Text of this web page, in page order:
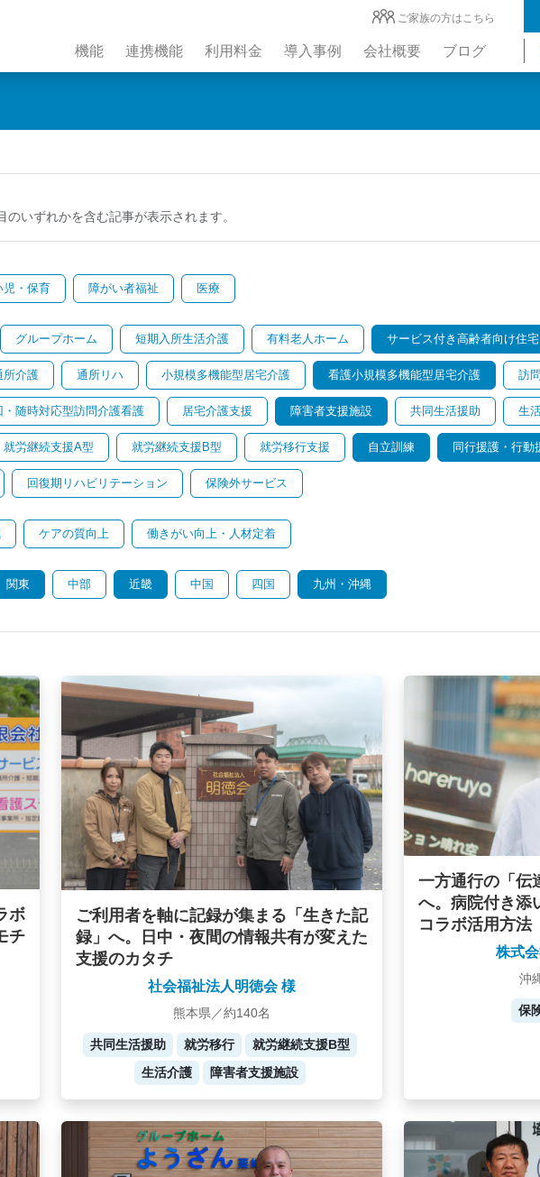
ご家族の方はこちら
機能 連携機能 利用料金 導入事例 会社概要 ブログ
いずれかを含む記事が表示されます。
児・保育 障がい者福祉 医療
グループホーム 短期入所生活介護 有料老人ホーム サービス付き高齢者向け住宅
所介護 通所リハ 小規模多機能型居宅介護 看護小規模多機能型居宅介護 訪
・随時対応型訪問介護看護 居宅介護支援 障害者支援施設 共同生活援助 生
就労継続支援A型 就労継続支援B型 就労移行支援 自立訓練 同行援護・行動
回復期リハビリテーション 保険外サービス
ケアの質向上 働きがい向上・人材定着
関東 中部 近畿 中国 四国 九州・沖縄
ボ
チ
ご利用者を軸に記録が集まる「生きた記
録」へ。日中・夜間の情報共有が変えた
支援のカタチ
社会福祉法人明徳会 様
熊本県／約140名
共同生活援助 就労移行
就労継続支援B型
生活介護
障害者支援施設
一方通行の「伝
へ。病院付き添
コラボ活用方法
株式
沖
保